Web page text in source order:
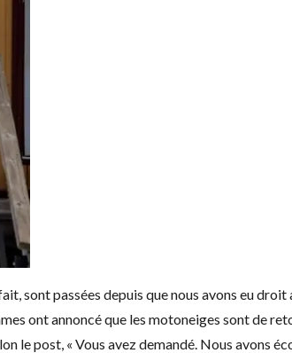
sont passées depuis que nous avons eu droit
ont annoncé que les motoneiges sont de
le post, « Vous avez demandé. Nous avons